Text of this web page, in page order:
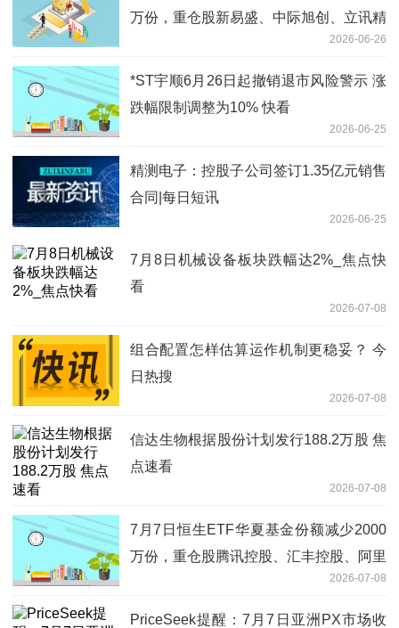
万份，重仓股新易盛、中际旭创、立讯精
2026-06-26
*ST宇顺6月26日起撤销退市风险警示 涨
跌幅限制调整为10% 快看
2026-06-25
精测电子：控股子公司签订1.35亿元销售
合同|每日短讯
2026-06-25
7月8日机械设备板块跌幅达2%_焦点快
看
2026-07-08
组合配置怎样估算运作机制更稳妥？ 今
日热搜
2026-07-08
信达生物根据股份计划发行188.2万股 焦
点速看
2026-07-08
7月7日恒生ETF华夏基金份额减少2000
万份，重仓股腾讯控股、汇丰控股、阿里
2026-07-08
PriceSeek提醒：7月7日亚洲PX市场收